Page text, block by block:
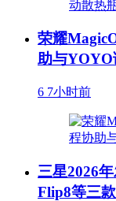
荣耀
助与YOYO
6 7小时前
三星2026
Flip8等三